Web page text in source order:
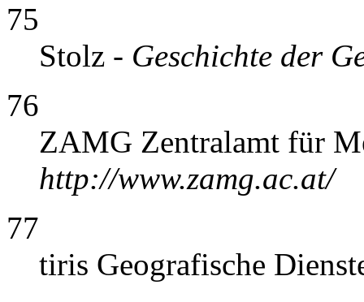
75
Stolz - Geschichte der
76
ZAMG Zentralamt für
http://www.zamg.ac.at/
77
tiris Geografische